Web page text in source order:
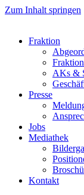
Zum Inhalt springen
Fraktion
AKs &
Presse
Jobs
Mediathek
Kontakt